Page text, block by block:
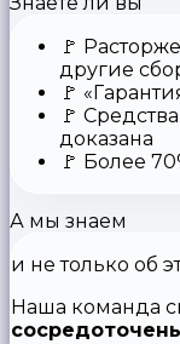
🚩
другие
🚩
🚩
доказана
🚩 Более
А мы знаем
и не только об
Наша команда